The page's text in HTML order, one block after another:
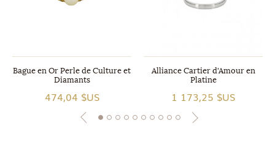
Bague en Or Perle de Culture et
Diamants
474,04 $US
Alliance Cartier d'Amour en
Platine
1 173,25 $US